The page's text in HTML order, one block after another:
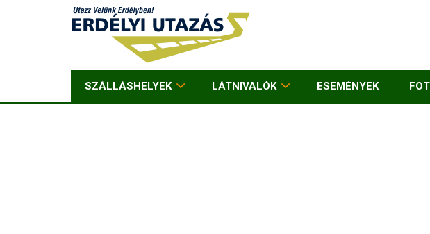
SZÁLLÁSHELYEK LÁTNIVALÓK ESEMÉNYEK